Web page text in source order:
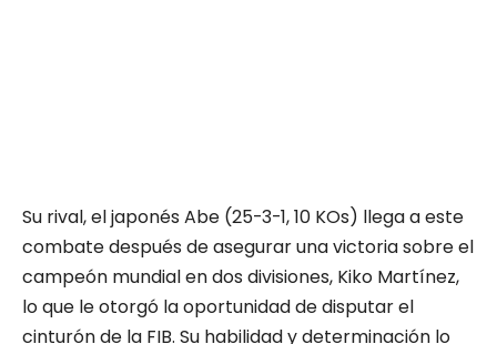
Su rival, el japonés Abe (25-3-1, 10 KOs) llega a este
combate después de asegurar una victoria sobre el
campeón mundial en dos divisiones, Kiko Martínez,
lo que le otorgó la oportunidad de disputar el
cinturón de la FIB. Su habilidad y determinación lo